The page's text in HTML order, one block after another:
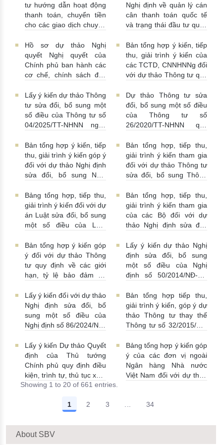
30/07/2026 | 09:09:00
tư hướng dẫn hoạt động
thanh toán, chuyển tiền
cho các giao dịch chuyển
24/07/2026 | 13:55:00
Nghị định về quản lý cán
cân thanh toán quốc tế
và trạng thái đầu tư quốc
23/07/2026 | 15:00:00
Hồ sơ dự thảo Nghị
quyết Nghị quyết của
Chính phủ ban hành các
cơ chế, chính sách đặc
khăn trong pháp luật về
phòng, chống rửa tiền
nhằm đáp ứng yêu cầu
cấp bách trong thực hiện
đổi thông tin theo yêu cầu
về thuế
22/07/2026 |
14:54:00
Bản tổng hợp ý kiến, tiếp
thu, giải trình ý kiến của
các TCTD, CNNHNNg đối
với dự thảo Thông tư quy
vay, gửi tiền, nhận tiền
gửi, mua, bán có kỳ hạn
GTCG giữa các TCTD,
CNNHNNg
20/07/2026 |
Lấy ý kiến dự thảo Thông
tư sửa đổi, bổ sung một
số điều của Thông tư số
04/2025/TT-NHNN ngày
định thời hạn lưu trữ hồ
sơ, tài liệu ngành Ngân
hàng
16/07/2026 |
10:00:00
Dự thảo Thông tư sửa
đổi, bổ sung một số điều
của Thông tư số
26/2020/TT-NHNN quy
cung cấp thông tin của
Ngân hàng Nhà nước
16/07/2026 | 09:41:00
Bản tổng hợp ý kiến, tiếp
thu, giải trình ý kiến góp ý
đối với dự thảo Nghị định
sửa đổi, bổ sung Nghị
13/07/2026 | 16:00:00
Bản tổng hợp, tiếp thu,
giải trình ý kiến tham gia
đối với dự thảo Thông tư
sửa đổi, bổ sung Thông
13/07/2026 | 02:19:00
Bảng tổng hợp, tiếp thu,
giải trình ý kiến đối với dự
án Luật sửa đổi, bổ sung
một số điều của Luật
Việt Nam, Luật Phòng,
chống rửa tiền và Luật
Các tổ chức tín dụng
08/07/2026 | 11:21:00
Bản tổng hợp, tiếp thu,
giải trình ý kiến tham gia
của các Bộ đối với dự
thảo Nghị định sửa đổi,
định số 58/2021/NĐ-CP
07/07/2026 | 15:01:00
Bản tổng hợp ý kiến góp
ý đối với dự thảo Thông
tư quy định về các giới
hạn, tỷ lệ bảo đảm an
ngân hàng thương mại,
chi nhánh ngân hàng
nước ngoài
25/06/2026 |
16:00:00
Lấy ý kiến dự thảo Nghị
định sửa đổi, bổ sung
một số điều của Nghị
định số 50/2014/NĐ-CP
lý dự trữ ngoại hối nhà
nước
23/06/2026 |
08:00:00
Lấy ý kiến đối với dự thảo
Nghị định sửa đổi, bổ
sung một số điều của
Nghị định số 86/2024/NĐ-
01/2014/NĐ-CP
22/06/2026 | 09:13:00
Bản tổng hợp tiếp thu,
giải trình ý kiến, góp ý dự
thảo Thông tư thay thế
Thông tư số 32/2015/TT-
14:01:00
Lấy ý kiến Dự thảo Quyết
định của Thủ tướng
Chính phủ quy định điều
kiện, trình tự, thủ tục xem
xét, chấp thuận cho Tổ
nước ngoài, bảo lãnh cho
18/06/2026 | 15:57:00
Bảng tổng hợp ý kiến góp
ý của các đơn vị ngoài
Ngân hàng Nhà nước
Việt Nam đối với dự thảo
09/2019/TT-NHNN quy
định kỳ NHNN Việt Nam
Showing 1 to 20 of 661 entries.
1 2 3 Intermediate Pages Use
34
About SBV